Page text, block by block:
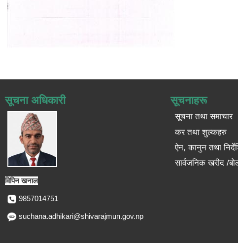
सूचना अधिकारी
विपिन खनाल
9857014751
suchana.adhikari@shivarajmun.gov.np
सूचनाहरू
सूचना तथा समाचार
कर तथा शुल्कहरु
ऐन, कानुन तथा
सार्वजनिक खरीद /